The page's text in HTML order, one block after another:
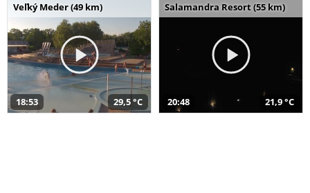
Veľký Meder (49 km)
18:53 29,5 °C
Salamandra Resort (55 km)
20:48 21,9 °C